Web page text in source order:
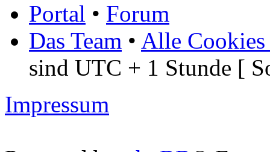
Portal • Forum
Das Team • Alle Cookies
sind UTC + 1 Stunde [
Impressum